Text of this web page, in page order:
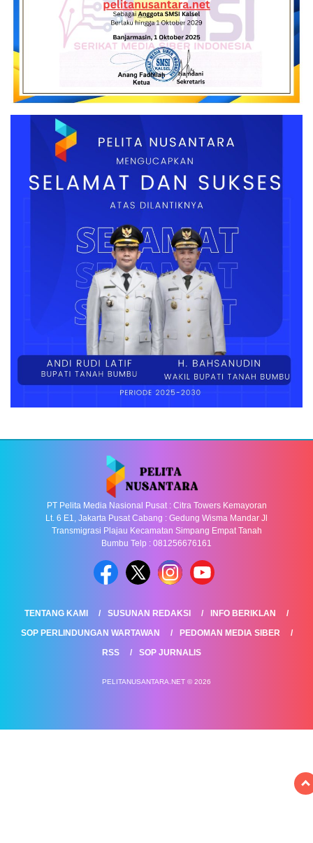
PT Pelita Media Nasional Pusat : Citra Towers Kemayoran
Lt. 6 E1, Jakarta Pusat Cabang : Gedung Wisma Mandar Jl
Transmigrasi Plajau Kecamatan Simpang Empat Tanah
Bumbu Telp : 081256676161
TENTANG KAMI SUSUNAN REDAKSI
INFO BERIKLAN
SOP PERLINDUNGAN WARTAWAN
PEDOMAN MEDIA SIBER
RSS
SOP JURNALIS
PELITANUSANTARA.NET © 2026